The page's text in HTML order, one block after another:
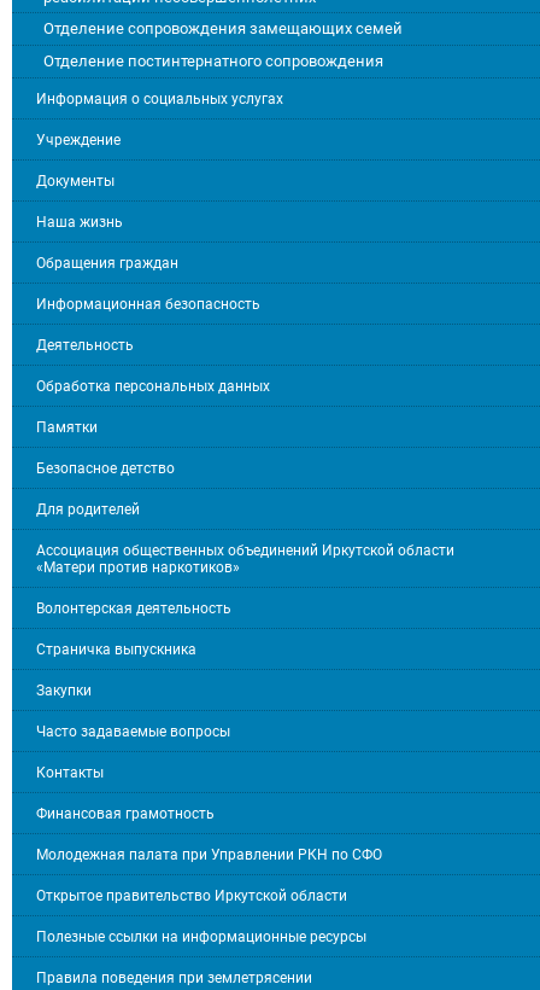
Отделение сопровождения замещающих семей
Отделение постинтернатного сопровождения
Информация о социальных услугах
Учреждение
Документы
Наша жизнь
Обращения граждан
Информационная безопасность
Деятельность
Обработка персональных данных
Памятки
Безопасное детство
Для родителей
Ассоциация общественных объединений Иркутской области
«Матери против наркотиков»
Волонтерская деятельность
Страничка выпускника
Закупки
Часто задаваемые вопросы
Контакты
Финансовая грамотность
Молодежная палата при Управлении РКН по СФО
Открытое правительство Иркутской области
Полезные ссылки на информационные ресурсы
Правила поведения при землетрясении